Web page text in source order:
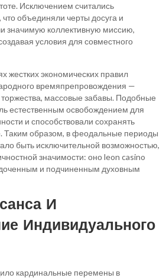
Исключением считались
объединяли черты досуга и
значимую коллективную миссию,
условия для совместного
жестких экономических правил
времяпрепровождения —
массовые забавы. Подобные
естественным освобождением для
и способствовали сохранять
Таким образом, в феодальные периоды
быть исключительной возможностью,
значимости: оно leon casino
и подчиненным духовным
И
Индивидуального
кардинальные перемены в